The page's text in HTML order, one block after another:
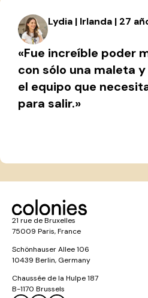
Lydia | Irlanda | 27
«Fue increíble poder
con sólo una maleta
el equipo que
para salir.»
21 rue de Bruxelles
75009 Paris, France
Schönhauser Allee 106
10439 Berlin, Germany
Chaussée de la Hulpe 187
B-1170 Brussels